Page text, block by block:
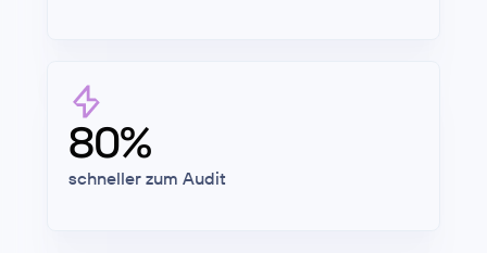
80%
schneller zum Audit